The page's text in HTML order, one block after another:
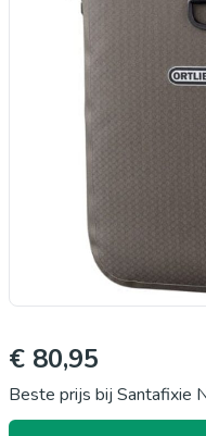
€ 80,95
Beste prijs bij Santafixie